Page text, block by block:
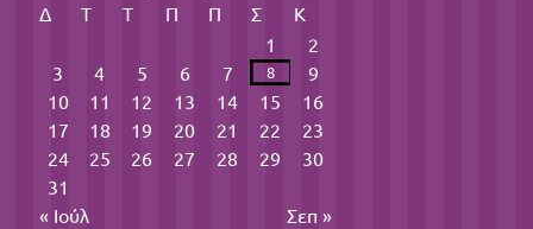
Δ
Τ Τ Π Π Σ
Κ
1
2
3
4 5 6 7 8
9
10
11 12 13 14 15
16
17
18 19 20 21 22
23
24
25 26 27 28 29
30
31
« Ιούλ
Σεπ »